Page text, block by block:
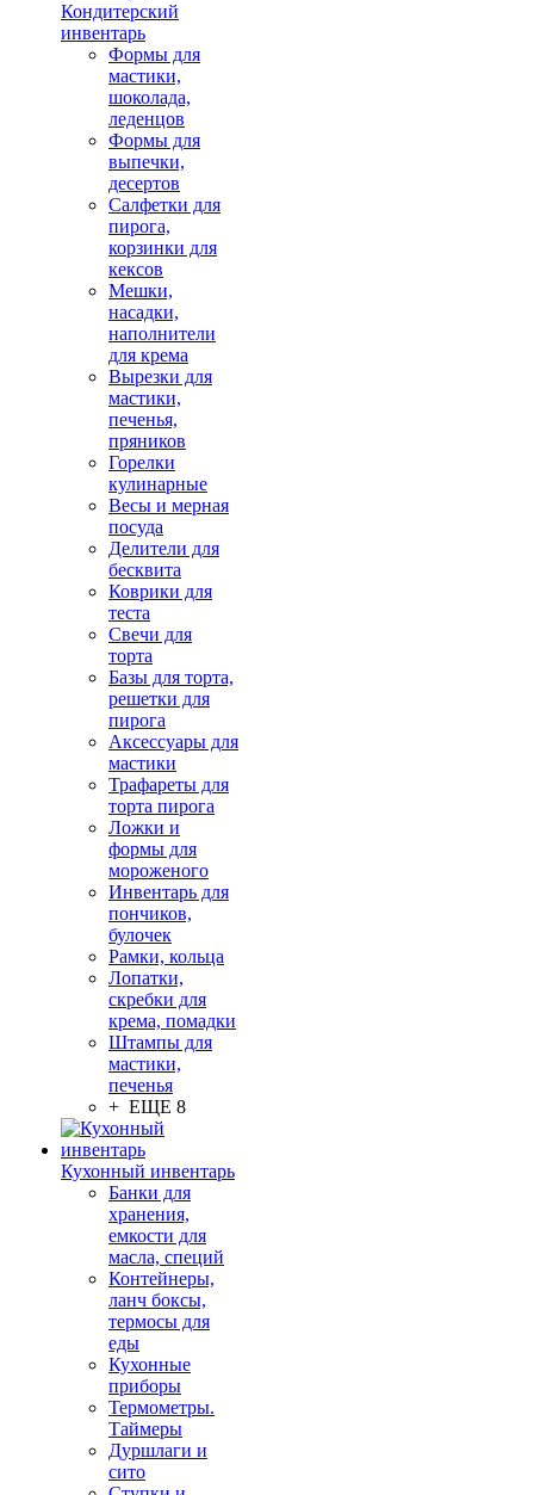
Кондитерский
инвентарь
Формы для
мастики,
шоколада,
леденцов
Формы для
выпечки,
десертов
Салфетки для
пирога,
корзинки для
кексов
Мешки,
насадки,
наполнители
для крема
Вырезки для
мастики,
печенья,
пряников
Горелки
кулинарные
Весы и мерная
посуда
Делители для
бесквита
Коврики для
теста
Свечи для
торта
Базы для торта,
решетки для
пирога
Аксессуары для
мастики
Трафареты для
торта пирога
Ложки и
формы для
мороженого
Инвентарь для
пончиков,
булочек
Рамки, кольца
Лопатки,
скребки для
крема, помадки
Штампы для
мастики,
печенья
+ ЕЩЕ 8
Кухонный инвентарь
Банки для
хранения,
емкости для
масла, специй
Контейнеры,
ланч боксы,
термосы для
еды
Кухонные
приборы
Термометры.
Таймеры
Дуршлаги и
сито